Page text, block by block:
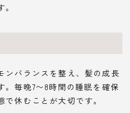
ンバランスを整え、髪の成長
。毎晩7〜8時間の睡眠を確保
休むことが大切です。